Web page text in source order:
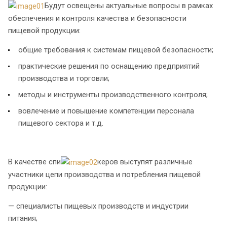
Будут освещены актуальные вопросы в рамках
обеспечения и контроля качества и безопасности
пищевой продукции:
общие требования к системам пищевой безопасности;
практические решения по оснащению предприятий
производства и торговли;
методы и инструменты производственного контроля;
вовлечение и повышение компетенции персонала
пищевого сектора и т.д.
В качестве спи
керов выступят различные
участники цепи производства и потребления пищевой
продукции:
— специалисты пищевых производств и индустрии
питания;